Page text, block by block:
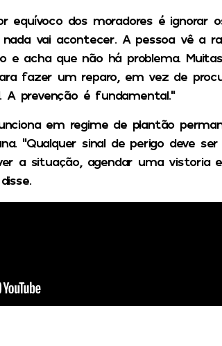
equívoco dos moradores é ignorar
vai acontecer. A pessoa vê a
e acha que não há problema.
fazer um reparo, em vez de
A prevenção é fundamental.”
em regime de plantão
“Qualquer sinal de perigo deve
a situação, agendar uma vistoria